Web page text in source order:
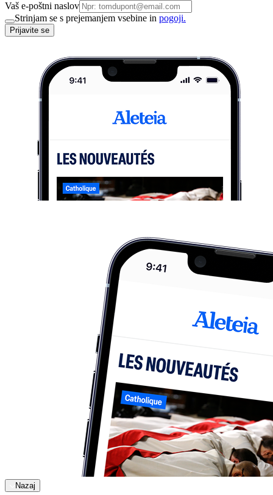
Vaš e-poštni naslov
Strinjam se s prejemanjem vsebine in pogoji.
Prijavite se
Nazaj